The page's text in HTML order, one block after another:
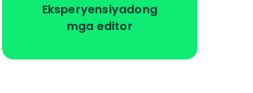
Eksperyensiyadong
mga editor